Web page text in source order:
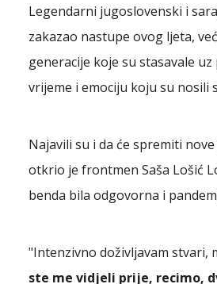
Legendarni jugoslovenski i
zakazao nastupe ovog ljeta,
generacije koje su stasavale
vrijeme i emociju koju su nosili
Najavili su i da će spremiti
otkrio je frontmen Saša Lošić
benda bila odgovorna i
"Intenzivno doživljavam stvari,
ste me vidjeli prije, recimo,